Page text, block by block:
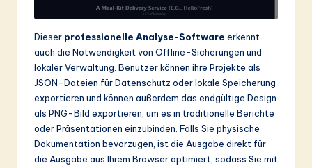
Dieser professionelle Analyse-Software erkennt
auch die Notwendigkeit von Offline-Sicherungen und
lokaler Verwaltung. Benutzer können ihre Projekte als
JSON-Dateien für Datenschutz oder lokale Speicherung
exportieren und können außerdem das endgültige Design
als PNG-Bild exportieren, um es in traditionelle Berichte
oder Präsentationen einzubinden. Falls Sie physische
Dokumentation bevorzugen, ist die Ausgabe direkt für
die Ausgabe aus Ihrem Browser optimiert, sodass Sie mit